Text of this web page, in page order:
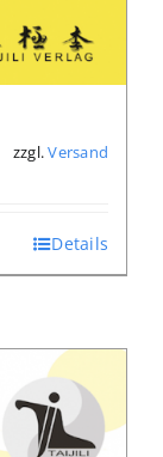
zzgl.Versand
Details